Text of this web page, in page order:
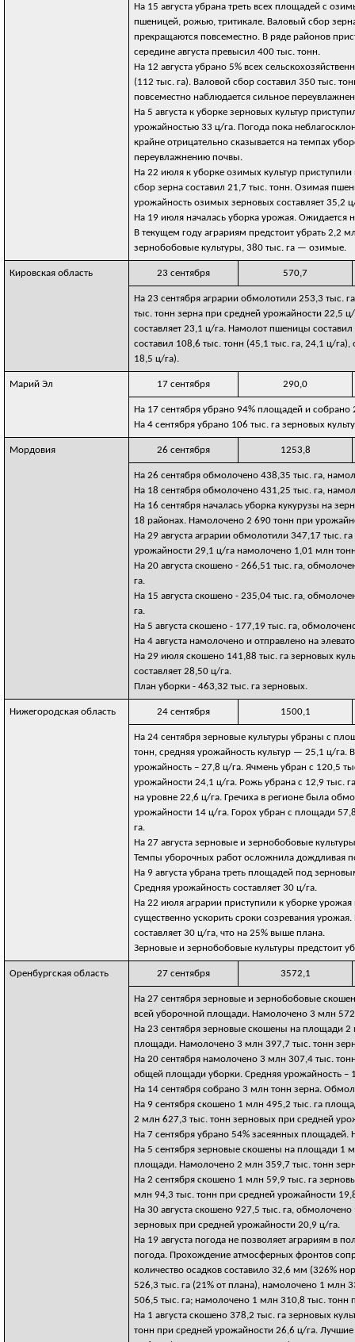
На 15 августа убрана треть всех площадей с
пшеницей, рожью, тритикале. Валовый сбор
прекращаются повсеместно. В ряде районов
середине августа превысил 400 тыс. тонн.
На 12 августа убрано 5% всех
(112 тыс. га). Валовой сбор составил 350 тыс.
повсеместно наблюдается сильное
На 5 августа к уборке зерновых культур
урожайностью 33 ц/га. Погода пока
крайне отрицательно сказывается на темпах
переувлажнению почвы.
На 22 июля к уборке озимых культур
сбор зерна составил 21,7 тыс. тонн. Озимая
урожайность озимых зерновых составляет 35,2
На 19 июля началась уборка урожая. Ожидается
В текущем году аграриям предстоит убрать 2,2
зернобобовые культуры, 380 тыс. га — озимые.
Кировская область 23 сентября 570,7
На 23 сентября аграрии обмолотили 253,3 тыс.
тыс. тонн зерна при средней урожайности 22,5
составляет 23,1 ц/га. Намолот пшеницы
составил 108,6 тыс. тонн (45,1 тыс. га, 24,1 ц/
18,5 ц/га).
Марий Эл 17 сентября 290,0
На 17 сентября убрано 94% площадей и собрано
На 4 сентября убрано 106 тыс. га зерновых
Мордовия 26 сентября 1253,8
На 26 сентября обмолочено 438,35 тыс. га,
На 18 сентября обмолочено 431,25 тыс. га,
На 16 сентября началась уборка кукурузы на
18 районах. Намолочено 2 690 тонн при
На 29 августа аграрии обмолотили 347,17 тыс.
урожайности 29,1 ц/га намолочено 1,01 млн
На 20 августа скошено - 266,51 тыс. га,
га.
На 15 августа скошено - 235,04 тыс. га,
га.
На 5 августа скошено - 177,19 тыс. га,
На 4 августа намолочено и отправлено на
На 29 июля скошено 141,88 тыс. га зерновых
составляет 28,50 ц/га.
План уборки - 463,32 тыс. га зерновых.
Нижегородская область 24 сентября 1500,1
На 24 сентября зерновые культуры убраны с
тонн, средняя урожайность культур — 25,1 ц/га.
урожайность – 27,8 ц/га. Ячмень убран с 120,5
урожайности 24,1 ц/га. Рожь убрана с 12,9 тыс.
на уровне 22,6 ц/га. Гречиха в регионе была
урожайности 14 ц/га. Горох убран с площади
га.
На 27 августа зерновые и зернобобовые
Темпы уборочных работ осложнила дождливая
На 9 августа убрана треть площадей под
Средняя урожайность составляет 30 ц/га.
На 22 июля аграрии приступили к уборке
существенно ускорить сроки созревания
составляет 30 ц/га, что на 25% выше плана.
Зерновые и зернобобовые культуры предстоит
Оренбургская область 27 сентября 3572,1
На 27 сентября зерновые и зернобобовые
всей уборочной площади. Намолочено 3 млн
На 23 сентября зерновые скошены на площади 2
площади. Намолочено 3 млн 397,7 тыс. тонн
На 20 сентября намолочено 3 млн 307,4 тыс.
общей площади уборки. Средняя урожайность –
На 14 сентября собрано 3 млн тонн зерна.
На 9 сентября скошено 1 млн 495,2 тыс. га
2 млн 627,3 тыс. тонн зерновых при средней
На 7 сентября убрано 54% засеянных
На 5 сентября зерновые скошены на площади 1
площади. Намолочено 2 млн 359,7 тыс. тонн
На 2 сентября скошено 1 млн 59,9 тыс. га
млн 94,3 тыс. тонн при средней урожайности
На 30 августа скошено 927,5 тыс. га,
зерновых при средней урожайности 20,9 ц/га.
На 19 августа погода не позволяет аграриям в
погода. Прохождение атмосферных фронтов
количество осадков составило 32,6 мм (326%
526,3 тыс. га (21% от плана), намолочено 1 млн
506,5 тыс. га; намолочено 1 млн 310,8 тыс. тонн
На 1 августа скошено 378,2 тыс. га зерновых
тонн при средней урожайности 26,6 ц/га.